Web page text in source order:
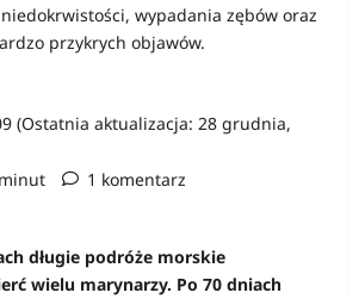
wypadania zębów oraz
przykrych objawów.
(Ostatnia aktualizacja: 28 grudnia,
1 komentarz
długie podróże morskie
wielu marynarzy. Po 70 dniach